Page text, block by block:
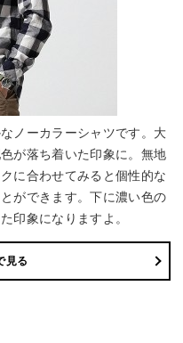
ノーカラーシャツです。大
が落ち着いた印象に。無地
に合わせてみると個性的な
ができます。下に濃い色の
印象になりますよ。
見る